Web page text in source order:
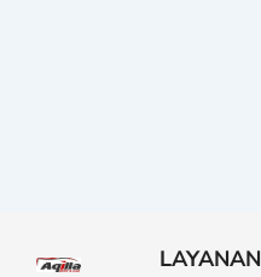
LAYANAN